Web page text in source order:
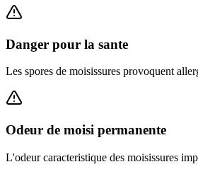
Danger pour la sante
Les spores de moisissures provoquent
Odeur de moisi permanente
L'odeur caracteristique des moisissures